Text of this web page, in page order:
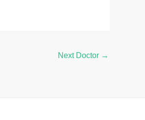
Next Doctor →